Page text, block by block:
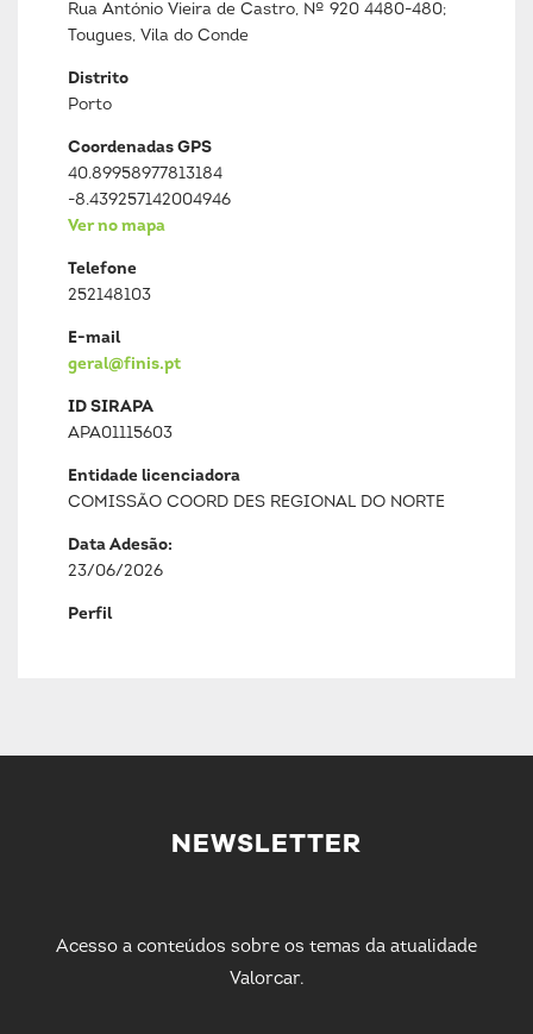
Rua António Vieira de Castro, Nº 920 4480-480;
Tougues, Vila do Conde
Distrito
Porto
Coordenadas GPS
40.89958977813184
-8.439257142004946
Ver no mapa
Telefone
252148103
E-mail
geral@finis.pt
ID SIRAPA
APA01115603
Entidade licenciadora
COMISSÃO COORD DES REGIONAL DO NORTE
Data Adesão:
23/06/2026
Perfil
NEWSLETTER
Acesso a conteúdos sobre os temas da atualidade
Valorcar.